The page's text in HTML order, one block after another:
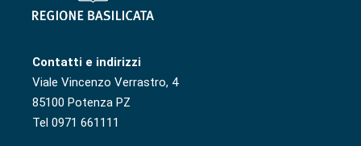
Contatti e indirizzi
Viale Vincenzo Verrastro, 4
85100 Potenza PZ
Tel 0971 661111